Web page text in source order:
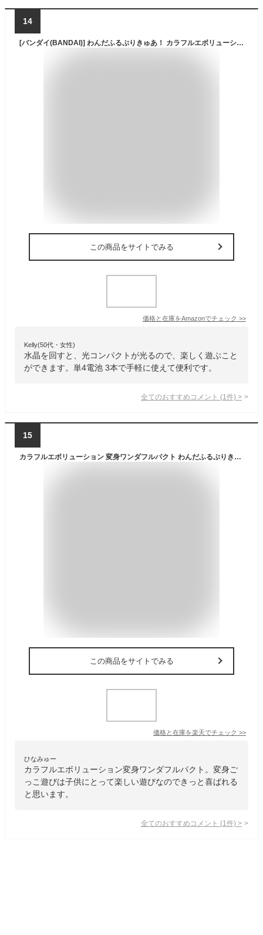
14
[バンダイ(BANDAI)] わんだふるぷりきゅあ！ カラフルエボリューション 変身ワンダフルパクト
この商品をサイトでみる
価格と在庫をAmazonでチェック >>
Kelly(50代・女性)
水晶を回すと、光コンパクトが光るので、楽しく遊ぶこと
ができます。単4電池 3本で手軽に使えて便利です。
全てのおすすめコメント (1 件) >
15
カラフルエボリューション 変身ワンダフルパクト わんだふるぷりきゅあ！
この商品をサイトでみる
価格と在庫を楽天でチェック >>
ひなみゅー
カラフルエボリューション変身ワンダフルパクト。変身ご
っこ遊びは子供にとって楽しい遊びなのできっと喜ばれる
と思います。
全てのおすすめコメント (1 件) >